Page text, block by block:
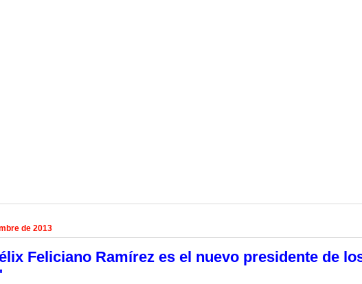
de 2013
Feliciano Ramírez es el nuevo presidente de